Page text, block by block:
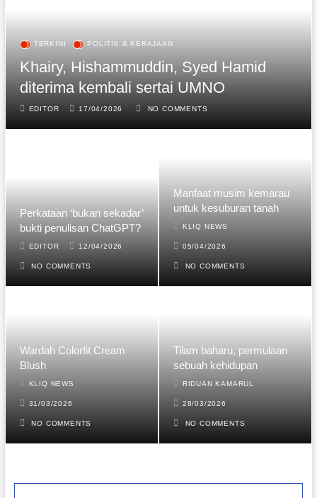
TERKINI POLITIK & KERAJAAN
Khairy, Hishammuddin, Syed Hamid
diterima kembali sertai UMNO
EDITOR 17/04/2026 NO COMMENTS
Perkataan ‘bukan sekadar’
bukti penulisan ChatGPT?
EDITOR 12/04/2026
NO COMMENTS
Manfaat musim kemarau
untuk kesuburan tanah
KLIQ NEWS
05/04/2026
NO COMMENTS
Wardah Colorfit Cream
Blush
KLIQ NEWS
31/03/2026
NO COMMENTS
Tilam baharu, permulaan
sebuah kehidupan
RIDUAN KAMARUL
28/03/2026
NO COMMENTS